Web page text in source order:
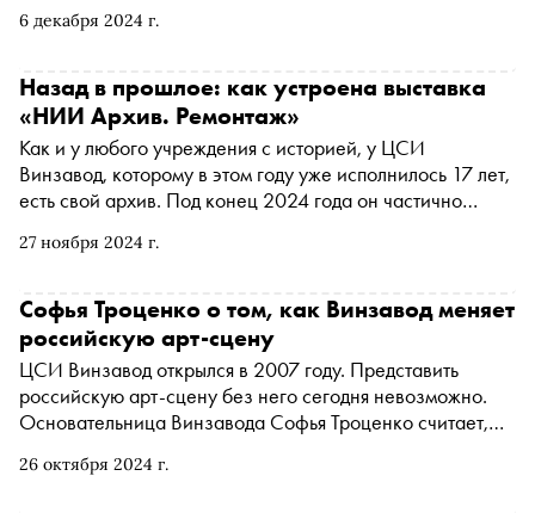
6 декабря 2024 г.
недочеты прошлых двух выставок учли организаторы,
присутствием на российском арт-рынке
27 ноября 2024 г.
Назад в прошлое: как устроена выставка
«НИИ Архив. Ремонтаж»
Как и у любого учреждения с историей, у ЦСИ
Винзавод, которому в этом году уже исполнилось 17 лет,
есть свой архив. Под конец 2024 года он частично
Ремонтаж». Название проекта рифмуется с целым
— «НИИ (Наука, Исследование, Искусство) Архив». Его
суть заключается в комплексном подходе к изучению
истории современного искусства в стране, начиная с
работы с библиотекой и издательской программой и
заканчивая выставочными и образовательными
проектами. «Сноб» побывал на выставке и узнал, как
все элементы этой формулы искусствознания связаны
26 октября 2024 г.
Софья Троценко о том, как Винзавод меняет
российскую арт-сцену
ЦСИ Винзавод открылся в 2007 году. Представить
российскую арт-сцену без него сегодня невозможно.
Основательница Винзавода Софья Троценко считает,
современного искусства